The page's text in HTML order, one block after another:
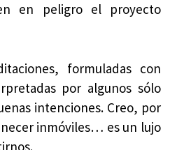
en peligro el proyecto
formuladas con
por algunos sólo
intenciones. Creo, por
inmóviles… es un lujo